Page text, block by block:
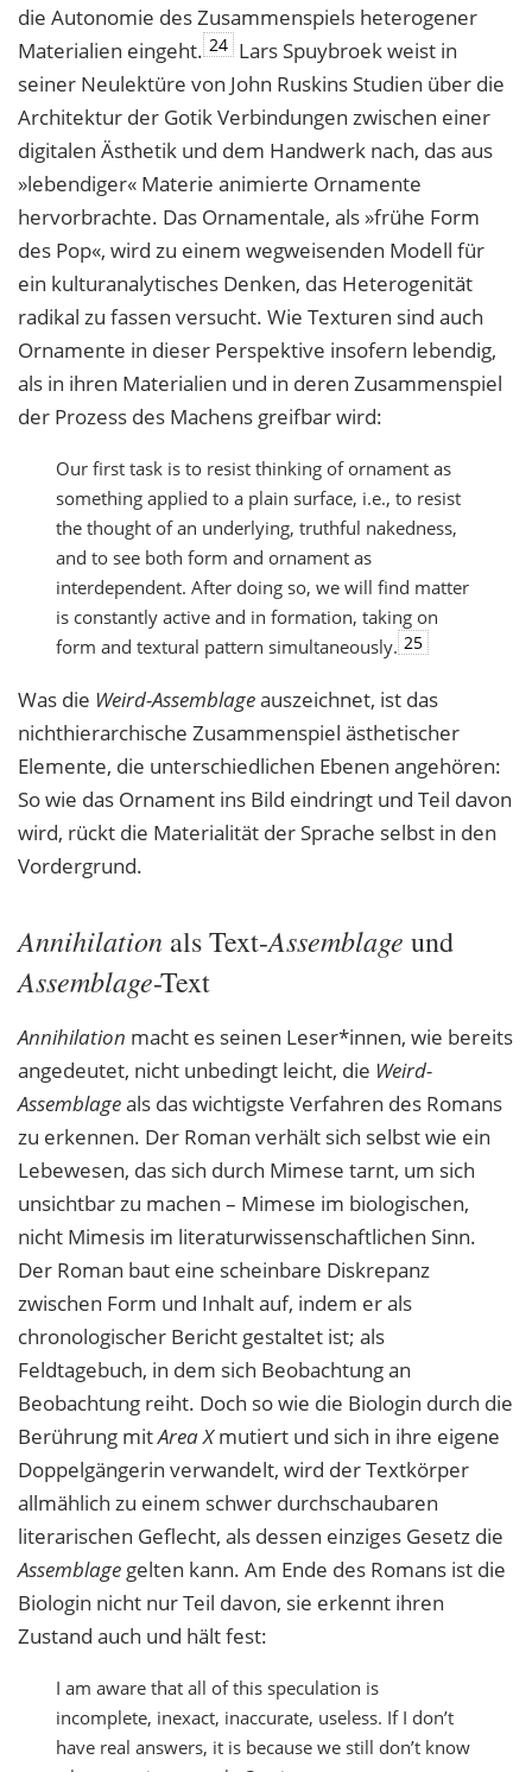
die Autonomie des Zusammenspiels heterogener
Materialien eingeht. 24 Lars Spuybroek weist in
seiner Neulektüre von John Ruskins Studien über die
Architektur der Gotik Verbindungen zwischen einer
digitalen Ästhetik und dem Handwerk nach, das aus
»lebendiger« Materie animierte Ornamente
hervorbrachte. Das Ornamentale, als »frühe Form
des Pop«, wird zu einem wegweisenden Modell für
ein kulturanalytisches Denken, das Heterogenität
radikal zu fassen versucht. Wie Texturen sind auch
Ornamente in dieser Perspektive insofern lebendig,
als in ihren Materialien und in deren Zusammenspiel
der Prozess des Machens greifbar wird:
Our first task is to resist thinking of ornament as
something applied to a plain surface, i.e., to resist
the thought of an underlying, truthful nakedness,
and to see both form and ornament as
interdependent. After doing so, we will find matter
is constantly active and in formation, taking on
form and textural pattern simultaneously. 25
Was die Weird-Assemblageauszeichnet, ist das
nichthierarchische Zusammenspiel ästhetischer
Elemente, die unterschiedlichen Ebenen angehören:
So wie das Ornament ins Bild eindringt und Teil davon
wird, rückt die Materialität der Sprache selbst in den
Vordergrund.
Annihilation als Text-Assemblage und
Assemblage-Text
Annihilation macht es seinen Leser*innen, wie bereits
angedeutet, nicht unbedingt leicht, die Weird-
Assemblageals das wichtigste Verfahren des Romans
zu erkennen. Der Roman verhält sich selbst wie ein
Lebewesen, das sich durch Mimese tarnt, um sich
unsichtbar zu machen – Mimese im biologischen,
nicht Mimesis im literaturwissenschaftlichen Sinn.
Der Roman baut eine scheinbare Diskrepanz
zwischen Form und Inhalt auf, indem er als
chronologischer Bericht gestaltet ist; als
Feldtagebuch, in dem sich Beobachtung an
Beobachtung reiht. Doch so wie die Biologin durch die
Berührung mitArea Xmutiert und sich in ihre eigene
Doppelgängerin verwandelt, wird der Textkörper
allmählich zu einem schwer durchschaubaren
literarischen Geflecht, als dessen einziges Gesetz die
Assemblage gelten kann. Am Ende des Romans ist die
Biologin nicht nur Teil davon, sie erkennt ihren
Zustand auch und hält fest:
I am aware that all of this speculation is
incomplete, inexact, inaccurate, useless. If I don’t
have real answers, it is because we still don’t know